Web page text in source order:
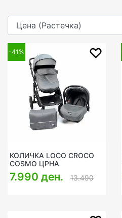
-41%
КОЛИЧКА LOCO CROCO
COSMO ЦРНА
7.990 ден. 13.490